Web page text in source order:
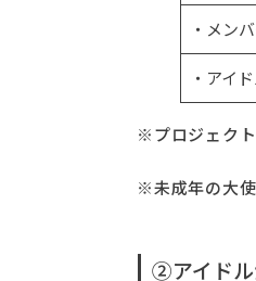
・メン
・アイ
※プロジェクト
※未成年の大使
②アイドル